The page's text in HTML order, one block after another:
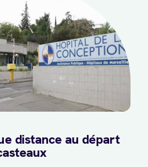
distance au départ